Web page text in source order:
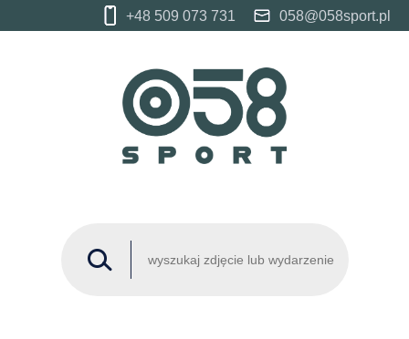
+48 509 073 731 058@058sport.pl